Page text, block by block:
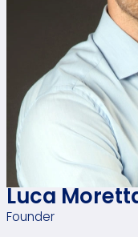
Luca
Founder